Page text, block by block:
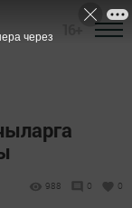
988 0 0
через